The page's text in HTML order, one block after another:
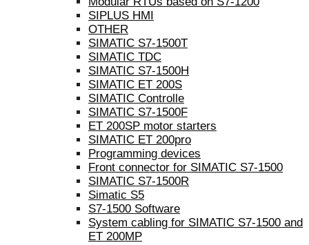
SIPLUS HMI
OTHER
SIMATIC S7-1500T
SIMATIC TDC
SIMATIC S7-1500H
SIMATIC ET 200S
SIMATIC Controlle
SIMATIC S7-1500F
ET 200SP motor starters
SIMATIC ET 200pro
Programming devices
Front connector for SIMATIC S7-1500
SIMATIC S7-1500R
Simatic S5
S7-1500 Software
System cabling for SIMATIC S7-1500 and
ET 200MP